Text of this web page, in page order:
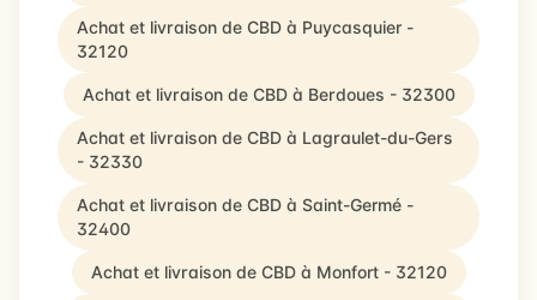
Achat et livraison de CBD à Puycasquier -
32120
Achat et livraison de CBD à Berdoues - 32300
Achat et livraison de CBD à Lagraulet-du-Gers
- 32330
Achat et livraison de CBD à Saint-Germé -
32400
Achat et livraison de CBD à Monfort - 32120